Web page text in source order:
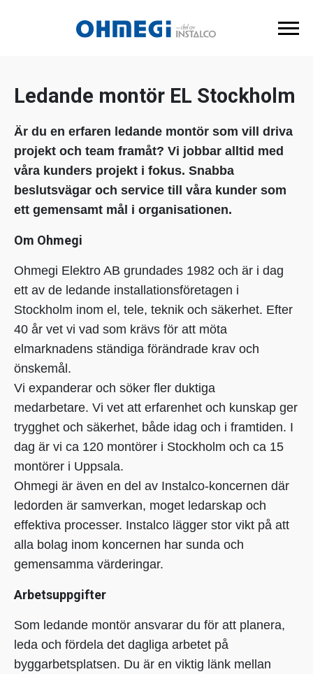
Ledande montör EL Stockholm
Är du en erfaren ledande montör som vill driva
projekt och team framåt? Vi jobbar alltid med
våra kunders projekt i fokus. Snabba
beslutsvägar och service till våra kunder som
ett gemensamt mål i organisationen.
Om Ohmegi
Ohmegi Elektro AB grundades 1982 och är i dag
ett av de ledande installationsföretagen i
Stockholm inom el, tele, teknik och säkerhet. Efter
40 år vet vi vad som krävs för att möta
elmarknadens ständiga förändrade krav och
önskemål.
Vi expanderar och söker fler duktiga
medarbetare. Vi vet att erfarenhet och kunskap ger
trygghet och säkerhet, både idag och i framtiden. I
dag är vi ca 120 montörer i Stockholm och ca 15
montörer i Uppsala.
Ohmegi är även en del av Instalco-koncernen där
ledorden är samverkan, moget ledarskap och
effektiva processer. Instalco lägger stor vikt på att
alla bolag inom koncernen har sunda och
gemensamma värderingar.
Arbetsuppgifter
Som ledande montör ansvarar du för att planera,
leda och fördela det dagliga arbetet på
byggarbetsplatsen. Du är en viktig länk mellan